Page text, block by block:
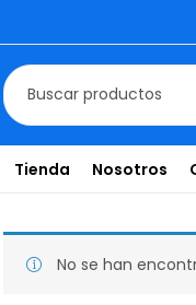
Tienda Nosotros
No se han